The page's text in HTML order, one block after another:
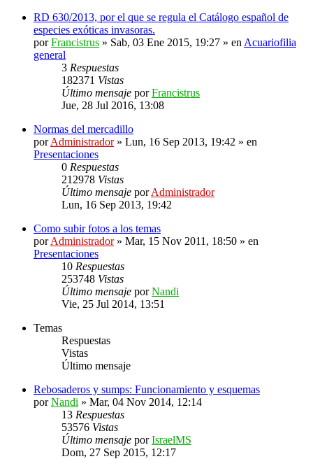
RD 630/2013, por el que se regula el Catálogo español de
especies exóticas invasoras.
porFrancistrus » Sab, 03 Ene 2015, 19:27 » en Acuariofilia
general
3 Respuestas
182371 Vistas
Último mensaje porFrancistrus
Jue, 28 Jul 2016, 13:08
Normas del mercadillo
porAdministrador» Lun, 16 Sep 2013, 19:42 » en
Presentaciones
0 Respuestas
212978 Vistas
Último mensaje porAdministrador
Lun, 16 Sep 2013, 19:42
Como subir fotos a los temas
porAdministrador» Mar, 15 Nov 2011, 18:50 » en
Presentaciones
10 Respuestas
253748 Vistas
Último mensaje porNandi
Vie, 25 Jul 2014, 13:51
Temas
Respuestas
Vistas
Último mensaje
Rebosaderos y sumps: Funcionamiento y esquemas
porNandi » Mar, 04 Nov 2014, 12:14
13 Respuestas
53576 Vistas
Último mensaje porIsraelMS
Dom, 27 Sep 2015, 12:17